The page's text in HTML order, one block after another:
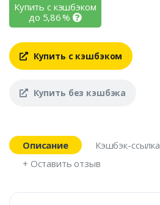
Купить с кэшбэком
до 5,86%
Купить с кэшбэком
Купить без кэшбэка
Описание
Кэшбэк-ссылка
+ Оставить отзыв